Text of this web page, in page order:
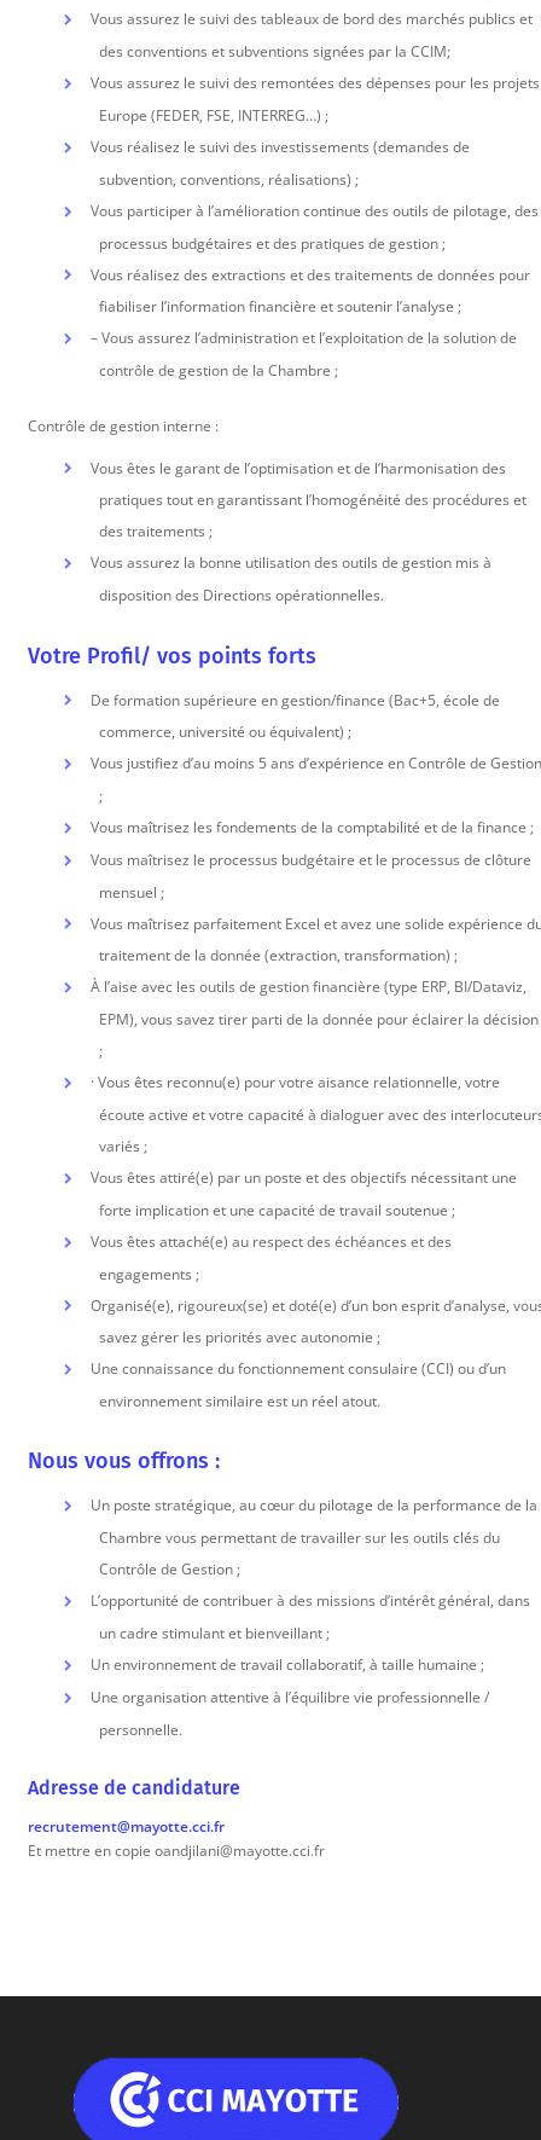
Vous assurez le suivi des tableaux de bord des marchés publics et
des conventions et subventions signées par la CCIM;
Vous assurez le suivi des remontées des dépenses pour les projets
Europe (FEDER, FSE, INTERREG…) ;
Vous réalisez le suivi des investissements (demandes de
subvention, conventions, réalisations) ;
Vous participer à l’amélioration continue des outils de pilotage, des
processus budgétaires et des pratiques de gestion ;
Vous réalisez des extractions et des traitements de données pour
fiabiliser l’information financière et soutenir l’analyse ;
– Vous assurez l’administration et l’exploitation de la solution de
contrôle de gestion de la Chambre ;
Contrôle de gestion interne :
Vous êtes le garant de l’optimisation et de l’harmonisation des
pratiques tout en garantissant l’homogénéité des procédures et
des traitements ;
Vous assurez la bonne utilisation des outils de gestion mis à
disposition des Directions opérationnelles.
Votre Profil/ vos points forts
De formation supérieure en gestion/finance (Bac+5, école de
commerce, université ou équivalent) ;
Vous justifiez d’au moins 5 ans d’expérience en Contrôle de Gestion
;
Vous maîtrisez les fondements de la comptabilité et de la finance ;
Vous maîtrisez le processus budgétaire et le processus de clôture
mensuel ;
Vous maîtrisez parfaitement Excel et avez une solide expérience
traitement de la donnée (extraction, transformation) ;
À l’aise avec les outils de gestion financière (type ERP, BI/Dataviz,
EPM), vous savez tirer parti de la donnée pour éclairer la décision
;
· Vous êtes reconnu(e) pour votre aisance relationnelle, votre
écoute active et votre capacité à dialoguer avec des
variés ;
Vous êtes attiré(e) par un poste et des objectifs nécessitant une
forte implication et une capacité de travail soutenue ;
Vous êtes attaché(e) au respect des échéances et des
engagements ;
Organisé(e), rigoureux(se) et doté(e) d’un bon esprit d’analyse,
savez gérer les priorités avec autonomie ;
Une connaissance du fonctionnement consulaire (CCI) ou d’un
environnement similaire est un réel atout.
Nous vous offrons :
Un poste stratégique, au cœur du pilotage de la performance de la
Chambre vous permettant de travailler sur les outils clés du
Contrôle de Gestion ;
L’opportunité de contribuer à des missions d’intérêt général, dans
un cadre stimulant et bienveillant ;
Un environnement de travail collaboratif, à taille humaine ;
Une organisation attentive à l’équilibre vie professionnelle /
personnelle.
Adresse de candidature
recrutement@mayotte.cci.fr
Et mettre en copie oandjilani@mayotte.cci.fr